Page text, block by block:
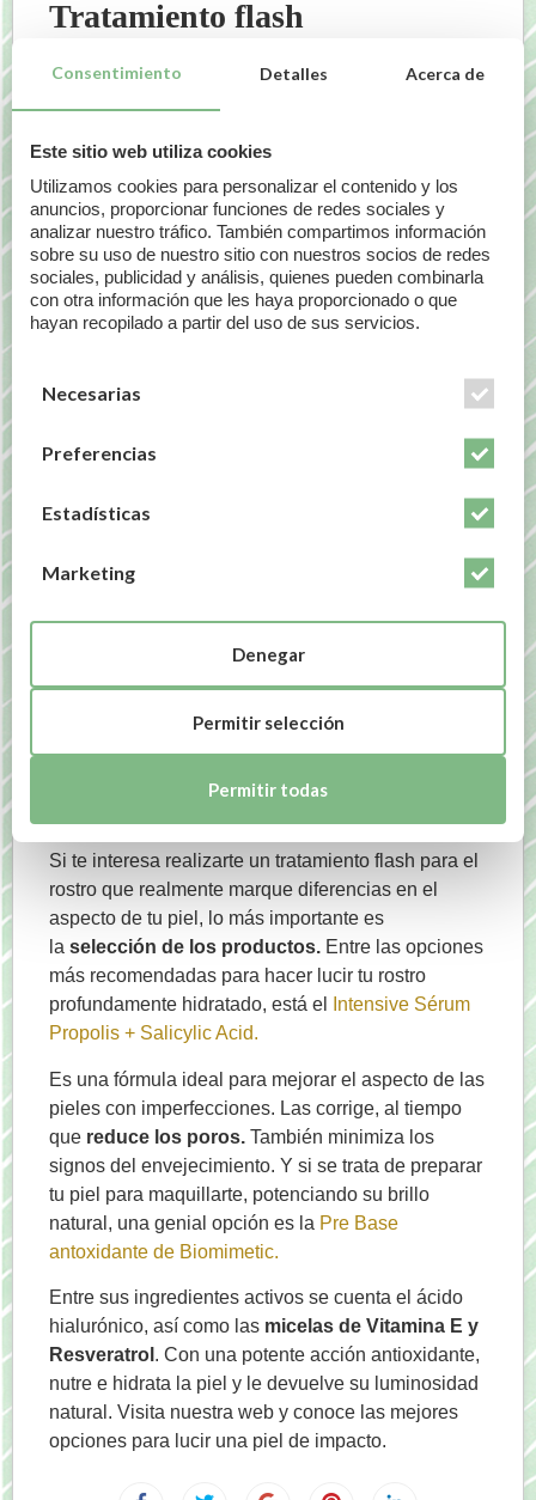
Tratamiento flash
De acuerdo a tu edad, quizás el tratamiento flash
procedimientos suelen usar productos o
mascarillas hidratantes a base de ácido
hialurónico. Y también productos específicos para
elcontorno de ojos y labios.Incluso pueden
tener un efecto lifting, para potenciar la imagen de
juventud.
Mejores productos para
un tratamiento flash facial
Si te interesa realizarte un tratamiento flash para el
rostro que realmente marque diferencias en el
aspecto de tu piel, lo más importante es
la selección de los productos. Entre las opciones
más recomendadas para hacer lucir tu rostro
profundamente hidratado, está el
Intensive Sérum
Propolis + Salicylic Acid.
Es una fórmula ideal para mejorar el aspecto de las
pieles con imperfecciones. Las corrige, al tiempo
que reduce los poros. También minimiza los
signos del envejecimiento. Y si se trata de preparar
tu piel para maquillarte, potenciando su brillo
natural, una genial opción es la Pre Base
antoxidante de Biomimetic.
Entre sus ingredientes activos se cuenta el ácido
hialurónico, así como las micelas de Vitamina E y
Resveratrol . Con una potente acción antioxidante,
nutre e hidrata la piel y le devuelve su luminosidad
natural. Visita nuestra web y conoce las mejores
opciones para lucir una piel de impacto.
Consentimiento Detalles Acerca de
Este sitio web utiliza cookies
Utilizamos cookies para personalizar el contenido y los
anuncios, proporcionar funciones de redes sociales y
analizar nuestro tráfico. También compartimos información
sobre su uso de nuestro sitio con nuestros socios de redes
sociales, publicidad y análisis, quienes pueden combinarla
con otra información que les haya proporcionado o que
hayan recopilado a partir del uso de sus servicios.
Necesarias
Preferencias
Estadísticas
Marketing
Denegar
Permitir selección
Permitir todas